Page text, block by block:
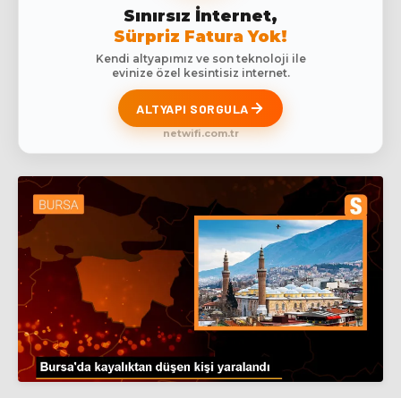
Sınırsız İnternet,
Sürpriz Fatura Yok!
Kendi altyapımız ve son teknoloji ile
evinize özel kesintisiz internet.
ALTYAPI SORGULA
netwifi.com.tr